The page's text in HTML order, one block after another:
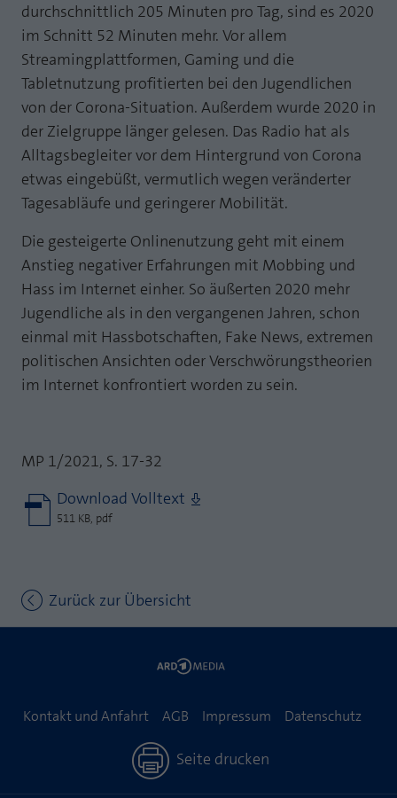
durchschnittlich 205 Minuten pro Tag, sind es 2020
im Schnitt 52 Minuten mehr. Vor allem
Streamingplattformen, Gaming und die
Tabletnutzung profitierten bei den Jugendlichen
von der Corona-Situation. Außerdem wurde 2020 in
der Zielgruppe länger gelesen. Das Radio hat als
Alltagsbegleiter vor dem Hintergrund von Corona
etwas eingebüßt, vermutlich wegen veränderter
Tagesabläufe und geringerer Mobilität.
Die gesteigerte Onlinenutzung geht mit einem
Anstieg negativer Erfahrungen mit Mobbing und
Hass im Internet einher. So äußerten 2020 mehr
Jugendliche als in den vergangenen Jahren, schon
einmal mit Hassbotschaften, Fake News, extremen
politischen Ansichten oder Verschwörungstheorien
im Internet konfrontiert worden zu sein.
MP 1/2021, S. 17-32
Download Volltext
511 KB, pdf
Zurück zur Übersicht
Kontakt und Anfahrt AGB Impressum Datenschutz
Seite drucken